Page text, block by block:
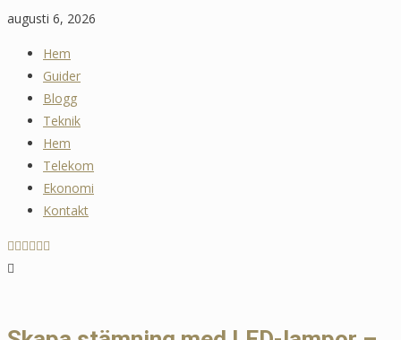
Skip
content
augusti 6, 2026
Hem
Guider
Blogg
Teknik
Hem
Telekom
Ekonomi
Kontakt